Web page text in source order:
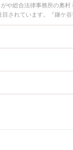
総合法律事務所の奧村
されています。『鎌ケ
索したい』『初回相談